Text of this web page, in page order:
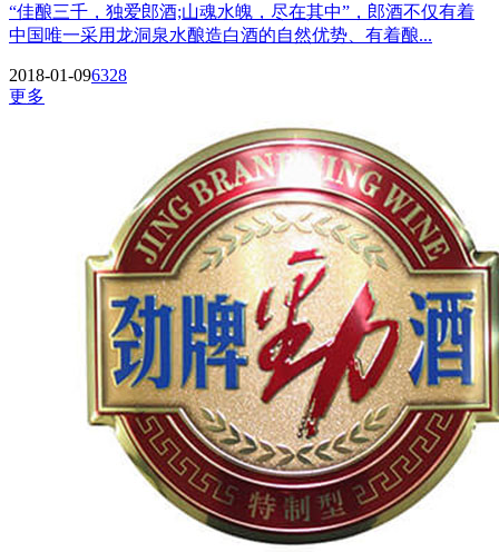
“佳酿三千，独爱郎酒;山魂水魄，尽在其中”，郎酒不仅有着
中国唯一采用龙洞泉水酿造白酒的自然优势、有着酿...
2018-01-096328
更多